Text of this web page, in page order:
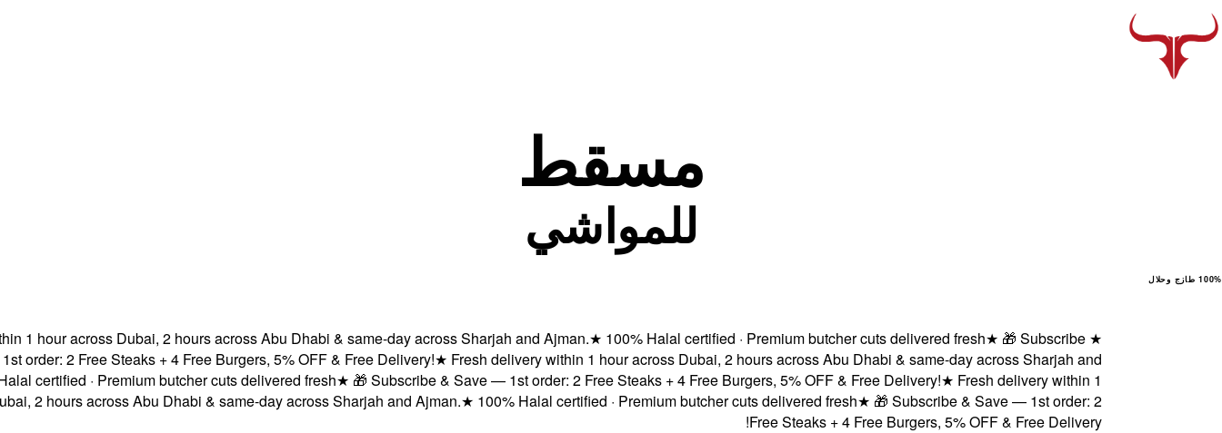
مسقط
للمواشي
100% طازج وحلال
★
hour across Dubai, 2 hours across Abu Dhabi & same-day across Sharjah and Ajman.★100% Halal certified · Premium butcher cuts delivered fresh★🎁 Subscribe
2 Free Steaks + 4 Free Burgers, 5% OFF & Free Delivery!★Fresh delivery within 1 hour across Dubai, 2 hours across Abu Dhabi & same-day across Sharjah and
certified · Premium butcher cuts delivered fresh★🎁 Subscribe & Save — 1st order: 2 Free Steaks + 4 Free Burgers, 5% OFF & Free Delivery!★Fresh delivery within 1
2 hours across Abu Dhabi & same-day across Sharjah and Ajman.★100% Halal certified · Premium butcher cuts delivered fresh★🎁 Subscribe & Save — 1st order: 2
Free Steaks + 4 Free Burgers, 5% OFF & Free Delivery!